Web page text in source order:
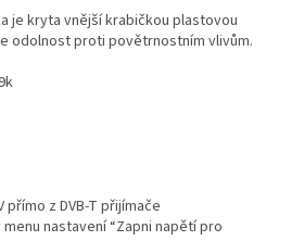
je kryta vnější krabičkou plastovou
odolnost proti povětrnostním vlivům.
přímo z DVB-T přijímače
nastavení “Zapni napětí pro